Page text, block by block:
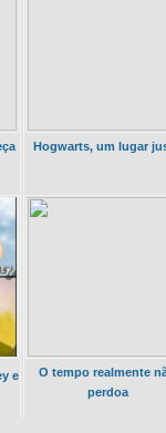
Hogwarts, um lugar
e
O tempo realmente
perdoa